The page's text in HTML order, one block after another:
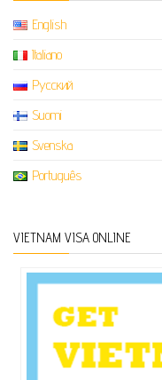
English
Italiano
Русский
Suomi
Svenska
Português
VIETNAM VISA ONLINE